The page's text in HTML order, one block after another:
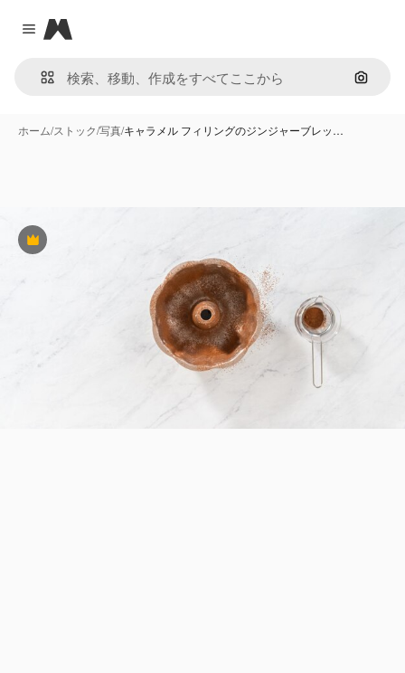
Close menu
Magnific
画像で
ホーム/ストック/写真/キャラメル フィリングのジンジャーブレッ…
Premium